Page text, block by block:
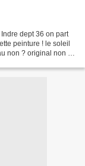
dept 36 on part
peinture ! le soleil
non ? original non ?